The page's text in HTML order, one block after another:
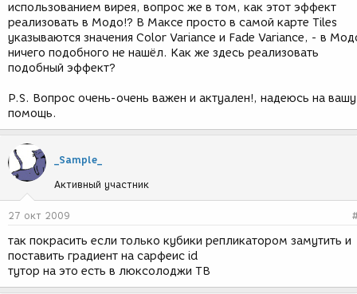
использованием вирея, вопрос же в том, как этот эффект
реализовать в Модо!? В Максе просто в самой карте Tiles
указываются значения Color Variance и Fade Variance, - в
ничего подобного не нашёл. Как же здесь реализовать
подобный эффект?
P.S. Вопрос очень-очень важен и актуален!, надеюсь на вашу
помощь.
_Sample_
Активный участник
27 окт 2009
так покрасить если только кубики репликатором замутить и
поставить градиент на сарфеис id
тутор на это есть в люксолоджи ТВ